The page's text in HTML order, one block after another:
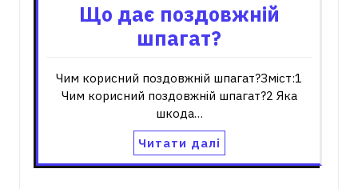
Що дає поздовжній
шпагат?
Чим корисний поздовжній шпагат?Зміст:1
Чим корисний поздовжній шпагат?2 Яка
шкода…
Читати далі